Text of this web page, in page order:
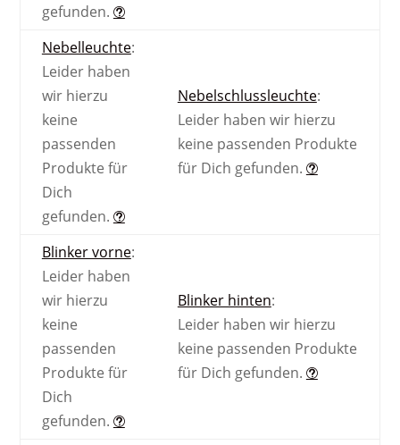
gefunden.
Nebel­leuchte:
Leider haben
wir hierzu
keine
passenden
Produkte für
Dich
gefunden.
Nebel­schluss­leuchte:
Leider haben wir hierzu
keine passenden Produkte
für Dich gefunden.
Blinker vorne:
Leider haben
wir hierzu
keine
passenden
Produkte für
Dich
gefunden.
Blinker hinten:
Leider haben wir hierzu
keine passenden Produkte
für Dich gefunden.